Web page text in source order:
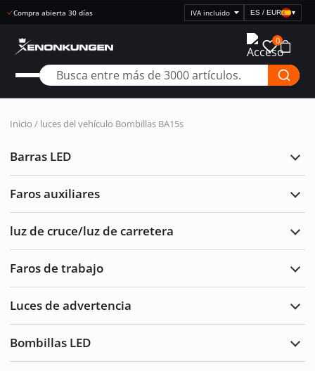
Compra abierta 30 días
Seleccionar
visualización
precios
ES / EUR ▾
0
Inicio / luces del vehículo Bombillas BA15s
Barras LED
Faros auxiliares
luz de cruce/luz de carretera
Faros de trabajo
Luces de advertencia
Bombillas LED